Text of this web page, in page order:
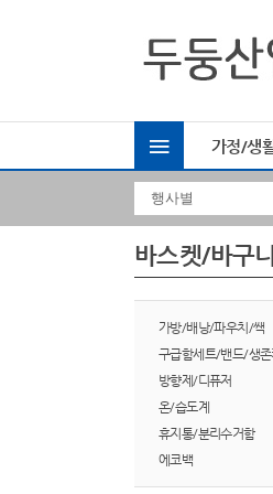
가정/생
바스켓/바구니
가방/배낭/파우치/쌕
구급함세트/밴드/생
방향제/디퓨저
온/습도계
휴지통/분리수거함
에코백